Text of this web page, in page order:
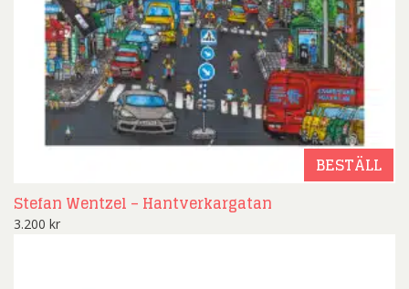
BESTÄLL
Stefan Wentzel – Hantverkargatan
3.200 kr